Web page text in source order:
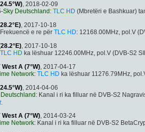
, 2018-02-09
Sky Deutschland : TLC HD (Mbretëri e Bashkuar)
, 2017-10-18
e re për TLC HD: 12168.00MHz, pol.V
, 2017-10-18
TLC HD ka lëshuar 12246.00MHz, pol.V (DVB-S2
West A (7°W), 2017-04-17
Network: TLC HD ka lëshuar 11276.79MHz,
, 2014-04-06
: Kanal i ri ka filluar në DVB-S2
.
A (7°W) , 2014-03-24
Network: Kanal i ri ka filluar në DVB-S2